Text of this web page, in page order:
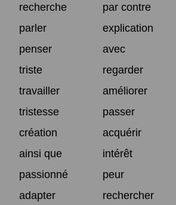
recherche
par contre
parler
explication
penser
avec
triste
regarder
travailler
améliorer
tristesse
passer
création
acquérir
ainsi que
intérêt
passionné
peur
adapter
rechercher